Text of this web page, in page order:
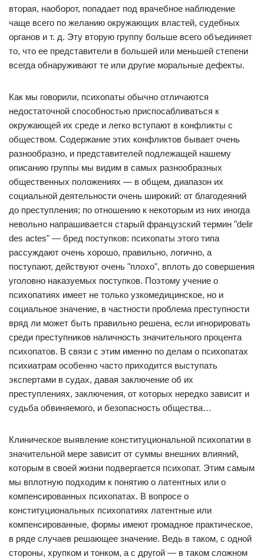
вторая, наоборот, попадает под врачебное наблюдение
чаще всего по желанию окружающих властей, судебных
органов и т. д. Эту вторую группу больше всего объединяет
то, что ее представители в большей или меньшей степени
всегда обнаруживают те или другие моральные дефекты.
Как мы говорили, психопаты обычно отличаются
недостаточной способностью приспосабливаться к
окружающей их среде и легко вступают в конфликты с
обществом. Содержание этих конфликтов бывает очень
разнообразно, и представителей подлежащей нашему
описанию группы мы видим в самых разнообразных
общественных положениях — в общем, диапазон их
социальной деятельности очень широкий: от благодеяний
до преступления; по отношению к некоторым из них иногда
невольно напрашивается старый французский термин "delir
des actes" — бред поступков: психопаты этого типа
рассуждают очень хорошо, правильно, логично, а
поступают, действуют очень "плохо", вплоть до совершения
уголовно наказуемых поступков. Поэтому учение о
психопатиях имеет не только узкомедицинское, но и
социальное значение, в частности проблема преступности
вряд ли может быть правильно решена, если игнорировать
среди преступников наличность значительного процента
психопатов. В связи с этим именно по делам о психопатах
психиатрам особенно часто приходится выступать
экспертами в судах, давая заключение об их
преступлениях, заключения, от которых нередко зависит и
судьба обвиняемого, и безопасность общества…
Клиническое выявление конституциональной психопатии в
значительной мере зависит от суммы внешних влияний,
которым в своей жизни подвергается психопат. Этим самым
мы вплотную подходим к понятию о латентных или о
компенсированных психопатах. В вопросе о
конституциональных психопатиях латентные или
компенсированные, формы имеют громадное практическое,
в ряде случаев решающее значение. Ведь в таком, с одной
стороны, хрупком и тонком, а с другой — в таком сложном